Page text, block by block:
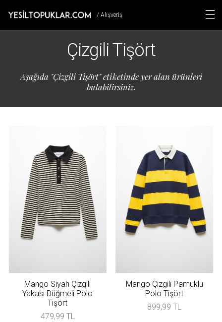
/ Alışveriş
Çizgili Tişört
Aşağıda "Çizgili Tişört" etiketinde yer alan ürünleri
bulabilirsiniz.
Mango Siyah Çizgili
Yakası Düğmeli Polo
Tişört
479,99 TL
Mango Çizgili Pamuklu
Polo Tişört
899,99 TL